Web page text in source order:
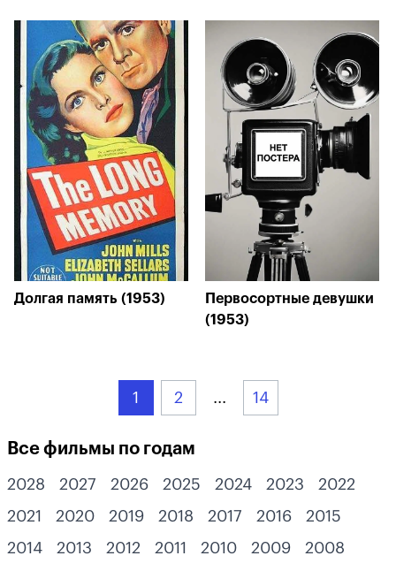
Долгая память (1953)
Первосортные девушки
(1953)
1 2 ... 14
Все фильмы по годам
2028 2027 2026 2025 2024 2023
2022
2021
2020 2019 2018 2017 2016
2015
2014
2013 2012 2011 2010 2009
2008